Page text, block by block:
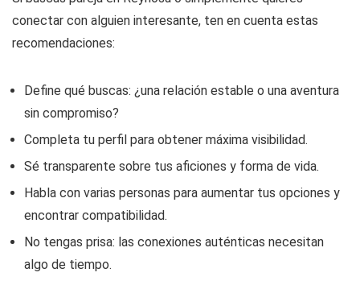
conectar con alguien interesante, ten en cuenta estas
recomendaciones:
Define qué buscas: ¿una relación estable o una aventura
sin compromiso?
Completa tu perfil para obtener máxima visibilidad.
Sé transparente sobre tus aficiones y forma de vida.
Habla con varias personas para aumentar tus opciones y
encontrar compatibilidad.
No tengas prisa: las conexiones auténticas necesitan
algo de tiempo.